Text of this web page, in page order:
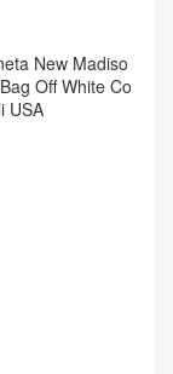
New Madiso
Off White Co
USA